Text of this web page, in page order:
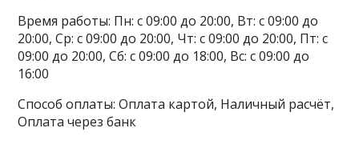
Время работы: Пн: с 09:00 до 20:00, Вт: с 09:00 до
20:00, Ср: с 09:00 до 20:00, Чт: с 09:00 до 20:00, Пт: с
09:00 до 20:00, Сб: с 09:00 до 18:00, Вс: с 09:00 до
16:00
Способ оплаты: Оплата картой, Наличный расчёт,
Оплата через банк